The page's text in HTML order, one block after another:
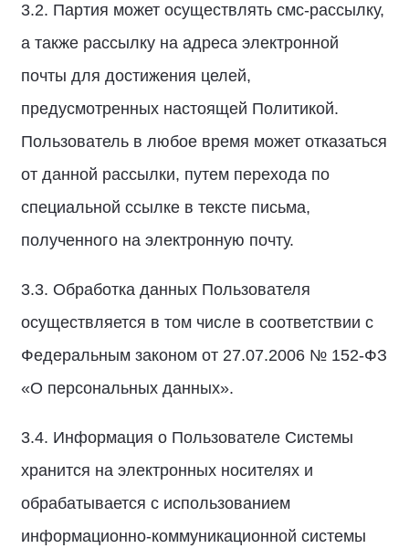
3.2. Партия может осуществлять смс-рассылку,
а также рассылку на адреса электронной
почты для достижения целей,
предусмотренных настоящей Политикой.
Пользователь в любое время может отказаться
от данной рассылки, путем перехода по
специальной ссылке в тексте письма,
полученного на электронную почту.
3.3. Обработка данных Пользователя
осуществляется в том числе в соответствии с
Федеральным законом от 27.07.2006 № 152-ФЗ
«О персональных данных».
3.4. Информация о Пользователе Системы
хранится на электронных носителях и
обрабатывается с использованием
информационно-коммуникационной системы